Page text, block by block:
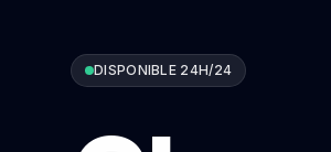
DISPONIBLE 24H/24